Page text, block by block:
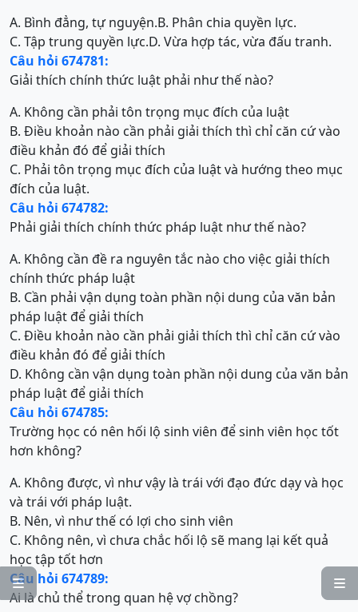


A. Bình đẳng, tự nguyện.B. Phân chia quyền lực.
C. Tập trung quyền lực.D. Vừa hợp tác, vừa đấu tranh.
Câu hỏi 674781:
Giải thích chính thức luật phải như thế nào?
A. Không cần phải tôn trọng mục đích của luật
B. Điều khoản nào cần phải giải thích thì chỉ căn cứ vào
điều khản đó để giải thích
C. Phải tôn trọng mục đích của luật và hướng theo mục
đích của luật.
Câu hỏi 674782:
Phải giải thích chính thức pháp luật như thế nào?
A. Không cần đề ra nguyên tắc nào cho việc giải thích
chính thức pháp luật
B. Cần phải vận dụng toàn phần nội dung của văn bản
pháp luật để giải thích
C. Điều khoản nào cần phải giải thích thì chỉ căn cứ vào
điều khản đó để giải thích
D. Không cần vận dụng toàn phần nội dung của văn bản
pháp luật để giải thích
Câu hỏi 674785:
Trường học có nên hối lộ sinh viên để sinh viên học tốt
hơn không?
A. Không được, vì như vậy là trái với đạo đức dạy và học
và trái với pháp luật.
B. Nên, vì như thế có lợi cho sinh viên
C. Không nên, vì chưa chắc hối lộ sẽ mang lại kết quả
học tập tốt hơn
Câu hỏi 674789:
Ai là chủ thể trong quan hệ vợ chồng?